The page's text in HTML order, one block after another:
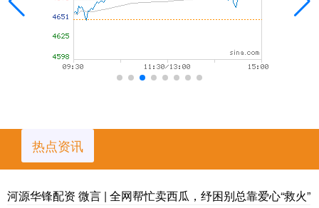
热点资讯
河源华锋配资 微言 | 全网帮忙卖西瓜，纾困别总靠爱心“救火”